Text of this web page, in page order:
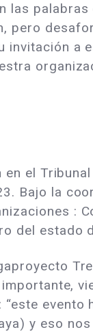
las
pero
a
el
Bajo la
:
del estado
y eso nos